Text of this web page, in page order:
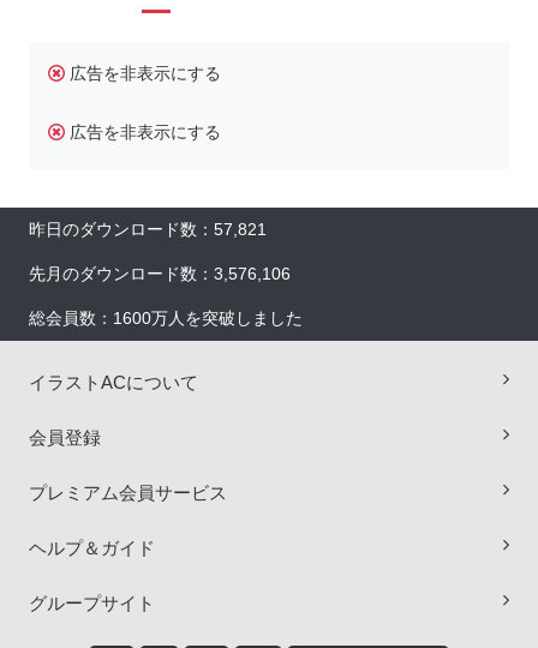
広告を非表示にする
広告を非表示にする
昨日のダウンロード数：57,821
先月のダウンロード数：3,576,106
総会員数：1600万人を突破しました
イラストACについて
会員登録
プレミアム会員サービス
ヘルプ＆ガイド
グループサイト